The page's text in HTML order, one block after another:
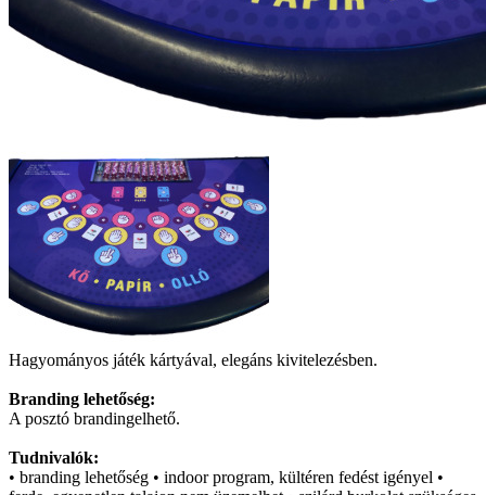
Hagyományos játék kártyával, elegáns kivitelezésben.
Branding lehetőség:
A posztó brandingelhető.
Tudnivalók:
• branding lehetőség • indoor program, kültéren fedést igényel •